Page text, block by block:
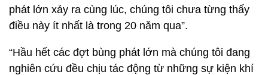
phát lớn xảy ra cùng lúc, chúng tôi chưa từng thấy
điều này ít nhất là trong 20 năm qua”.
“Hầu hết các đợt bùng phát lớn mà chúng tôi đang
nghiên cứu đều chịu tác động từ những sự kiện khí